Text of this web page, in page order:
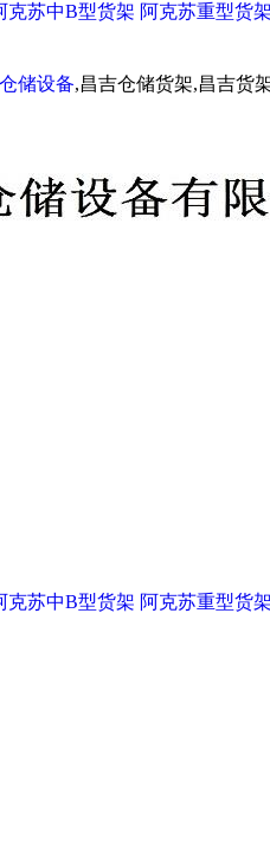
克苏中B型货架 阿克苏重型货
储设备,昌吉仓储货架,昌吉货
克苏中B型货架 阿克苏重型货